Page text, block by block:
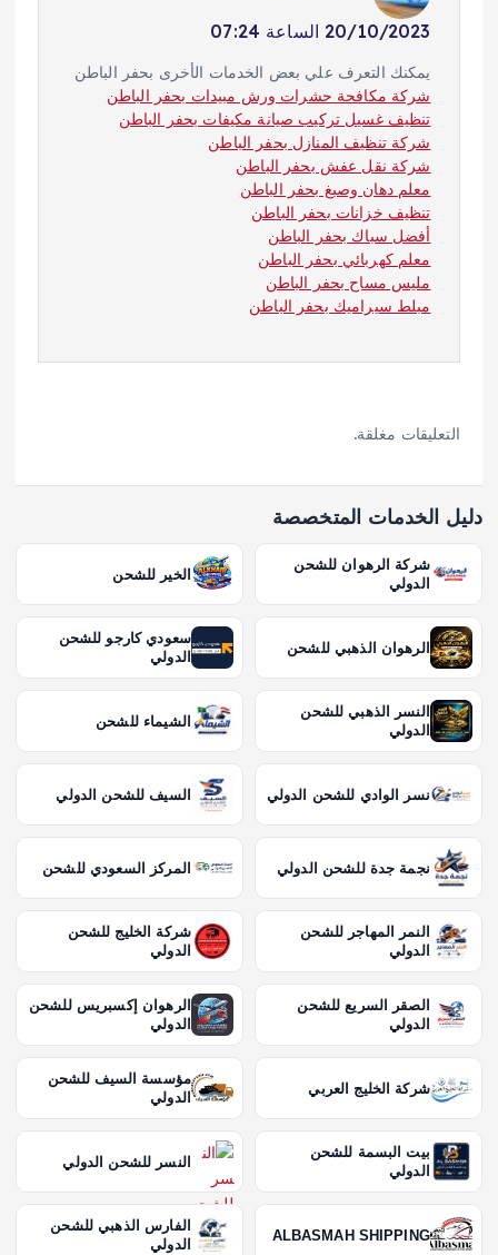
20/10/2023 الساعة 07:24
يمكنك التعرف علي بعض الخدمات الأخرى بحفر الباطن
شركة مكافحة حشرات ورش مبيدات بحفر الباطن
تنظيف غسيل تركيب صيانة مكيفات بحفر الباطن
شركة تنظيف المنازل بحفر الباطن
شركة نقل عفش بحفر الباطن
معلم دهان وصبغ بحفر الباطن
تنظيف خزانات بحفر الباطن
أفضل سباك بحفر الباطن
معلم كهربائي بحفر الباطن
مليس مساح بحفر الباطن
مبلط سيراميك بحفر الباطن
التعليقات مغلقة.
دليل الخدمات المتخصصة
شركة الرهوان للشحن
الدولي
الخير للشحن
الرهوان الذهبي للشحن
سعودي كارجو للشحن
الدولي
النسر الذهبي للشحن
الدولي
الشيماء للشحن
نسر الوادي للشحن الدولي السيف للشحن الدولي
نجمة جدة للشحن الدولي المركز السعودي للشحن
النمر المهاجر للشحن
الدولي
شركة الخليج للشحن
الدولي
الصقر السريع للشحن
الدولي
الرهوان إكسبريس للشحن
الدولي
شركة الخليج العربي
مؤسسة السيف للشحن
الدولي
بيت البسمة للشحن
الدولي
النسر للشحن الدولي
ALBASMAH SHIPPING
الفارس الذهبي للشحن
الدولي